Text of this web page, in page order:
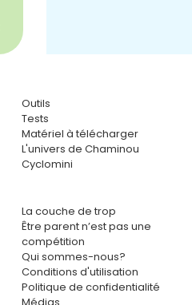
Outils
Tests
Matériel à télécharger
L'univers de Chaminou
Cyclomini
La couche de trop
Être parent n’est pas une
compétition
Qui sommes-nous?
Conditions d'utilisation
Politique de confidentialité